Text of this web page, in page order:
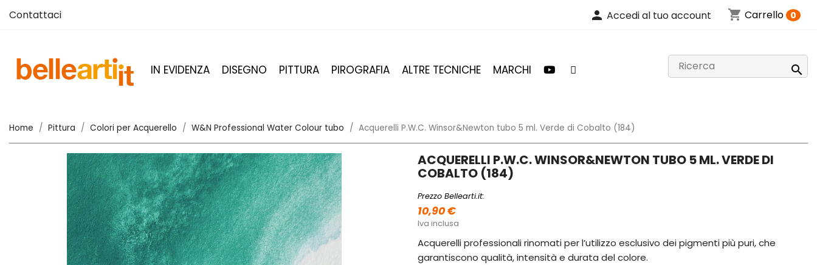
Contattaci person Accedi al tuo account shopping_cart Carrello 0
IN EVIDENZA DISEGNO PITTURA PIROGRAFIA ALTRE TECNICHE MARCHI 
Home Pittura Colori per Acquerello W&N Professional Water Colour tubo Acquerelli P.W.C. Winsor&Newton tubo 5 ml. Verde di Cobalto (184)
ACQUERELLI P.W.C. WINSOR&NEWTON TUBO 5 ML. VERDE DI
COBALTO (184)
Prezzo Bellearti.it:
10,90 €
Iva inclusa
Acquerelli professionali rinomati per l’utilizzo esclusivo dei pigmenti più puri, che
garantiscono qualità, intensità e durata del colore.